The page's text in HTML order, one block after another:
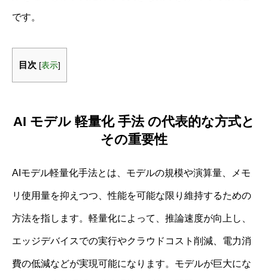
です。
目次 [表示]
AI モデル 軽量化 手法 の代表的な方式と
その重要性
AIモデル軽量化手法とは、モデルの規模や演算量、メモ
リ使用量を抑えつつ、性能を可能な限り維持するための
方法を指します。軽量化によって、推論速度が向上し、
エッジデバイスでの実行やクラウドコスト削減、電力消
費の低減などが実現可能になります。モデルが巨大にな